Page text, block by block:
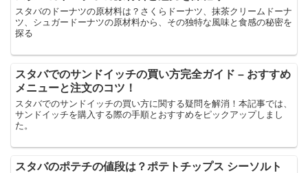
スタバのドーナツの原材料は？さくらドーナツ、抹茶クリームドーナ
ツ、シュガードーナツの原材料から、その独特な風味と食感の秘密を
探る
スタバでのサンドイッチの買い方完全ガイド – おすすめ
メニューと注文のコツ！
スタバでのサンドイッチの買い方に関する疑問を解消！本記事では、
サンドイッチを購入する際の手順とおすすめをピックアップしまし
た。
スタバのポテチの値段は？ポテトチップス シーソルト